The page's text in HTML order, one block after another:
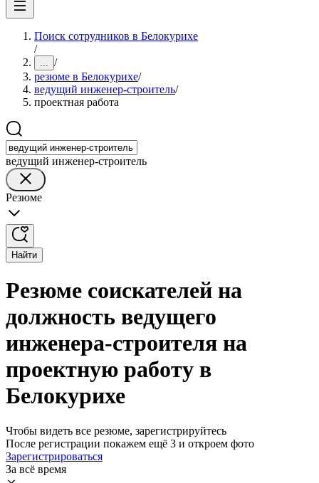
Поиск сотрудников в Белокурихе
/
... /
резюме в Белокурихе/
ведущий инженер-строитель/
проектная работа
ведущий инженер-строитель
Резюме
Найти
Резюме соискателей на
должность ведущего
инженера-строителя на
проектную работу в
Белокурихе
Чтобы видеть все резюме, зарегистрируйтесь
После регистрации покажем ещё 3 и откроем фото
Зарегистрироваться
За всё время